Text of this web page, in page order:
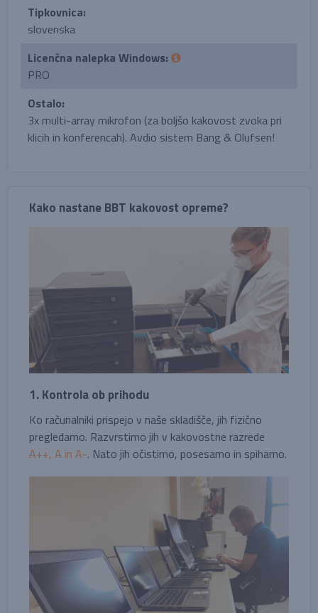
Tipkovnica:
slovenska
Licenčna nalepka Windows:
PRO
Ostalo:
3x multi-array mikrofon (za boljšo kakovost zvoka pri
klicih in konferencah). Avdio sistem Bang & Olufsen!
Kako nastane BBT kakovost opreme?
1. Kontrola ob prihodu
Ko računalniki prispejo v naše skladišče, jih fizično
pregledamo. Razvrstimo jih v kakovostne razrede
A++, A in A-. Nato jih očistimo, posesamo in spihamo.